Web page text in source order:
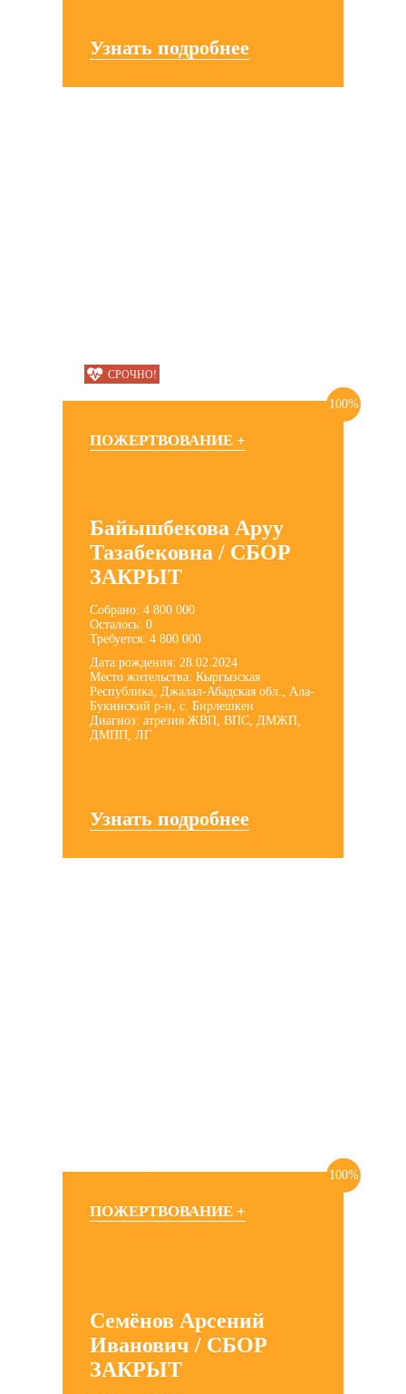
Узнать подробнее
СРОЧНО!
100%
ПОЖЕРТВОВАНИЕ +
Байышбекова Аруу
Тазабековна / СБОР
ЗАКРЫТ
Собрано: 4 800 000
Осталось: 0
Требуется: 4 800 000
Дата рождения: 28.02.2024
Место жительства: Кыргызская
Республика, Джалал-Абадская обл., Ала-
Букинский р-н, с. Бирлешкен
Диагноз: атрезия ЖВП, ВПС, ДМЖП,
ДМПП, ЛГ
Узнать подробнее
100%
ПОЖЕРТВОВАНИЕ +
Семёнов Арсений
Иванович / СБОР
ЗАКРЫТ